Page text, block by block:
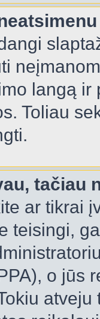
langą
Toliau
tačiau
ar tikrai
teisingi,
o jūs